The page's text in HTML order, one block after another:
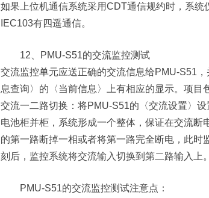
如果上位机通信系统采用CDT通信规约时，系统
IEC103有四遥通信。
12、PMU-S51的交流监控测试
交流监控单元应送正确的交流信息给PMU-S51
息查询〉的〈当前信息〉上有相应的显示。项目
交流一二路切换：将PMU-S51的〈交流设置〉
电池柜并柜，系统形成一个整体，保证在交流
的第一路断掉一相或者将第一路完全断电，此
刻后，监控系统将交流输入切换到第二路输入上。
PMU-S51的交流监控测试注意点：